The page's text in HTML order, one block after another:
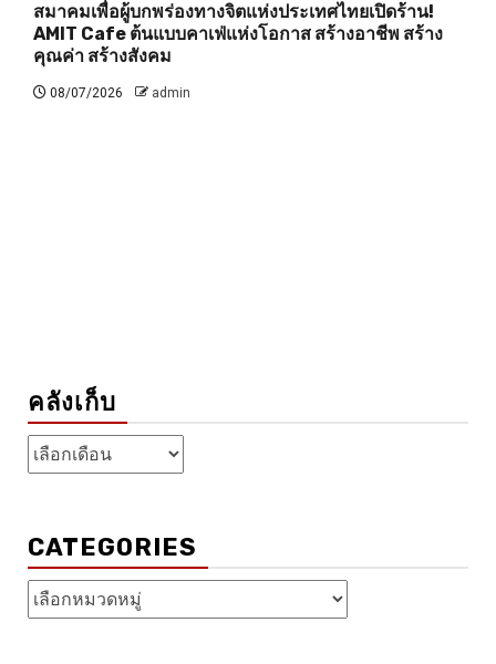
สมาคมเพื่อผู้บกพร่องทางจิตแห่งประเทศไทยเปิดร้าน!
AMIT Cafe ต้นแบบคาเฟ่แห่งโอกาส สร้างอาชีพ สร้าง
คุณค่า สร้างสังคม
08/07/2026 admin
คลังเก็บ
คลัง
เก็บ
CATEGORIES
Categories